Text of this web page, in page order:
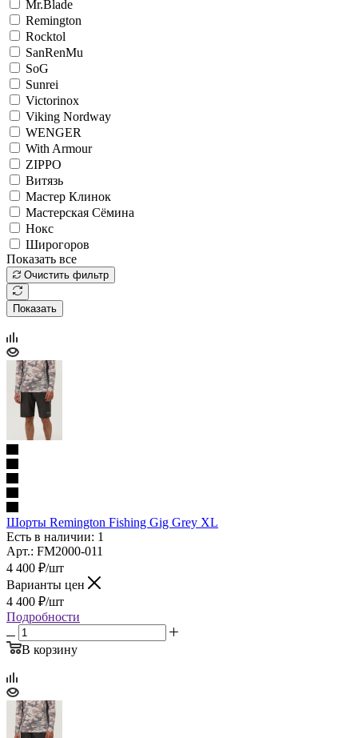
Mr.Blade
Remington
Rocktol
SanRenMu
SoG
Sunrei
Victorinox
Viking Nordway
WENGER
With Armour
ZIPPO
Витязь
Мастер Клинок
Мастерская Сёмина
Нокс
Широгоров
Показать все
Очистить фильтр
Показать
Шорты Remington Fishing Gig Grey XL
Есть в наличии: 1
Арт.: FM2000-011
4 400 ₽/шт
Варианты цен
4 400 ₽/шт
Подробности
В корзину